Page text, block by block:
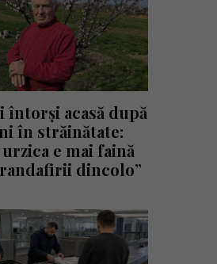
întorși acasă după
în străinătate:
e mai faină
dincolo”